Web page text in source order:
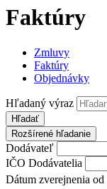
Faktúry
Zmluvy
Faktúry
Objednávky
Hľadaný výraz
Hľadať
Rozšírené hľadanie
Dodávateľ
IČO Dodávatelia
Dátum zverejnenia od